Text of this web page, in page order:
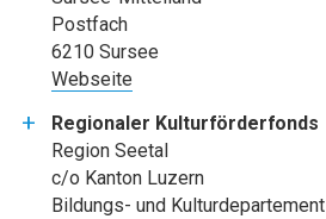
Postfach
6210 Sursee
Webseite
Regionaler Kulturförderfonds
Region Seetal
c/o Kanton Luzern
Bildungs- und Kulturdepartement